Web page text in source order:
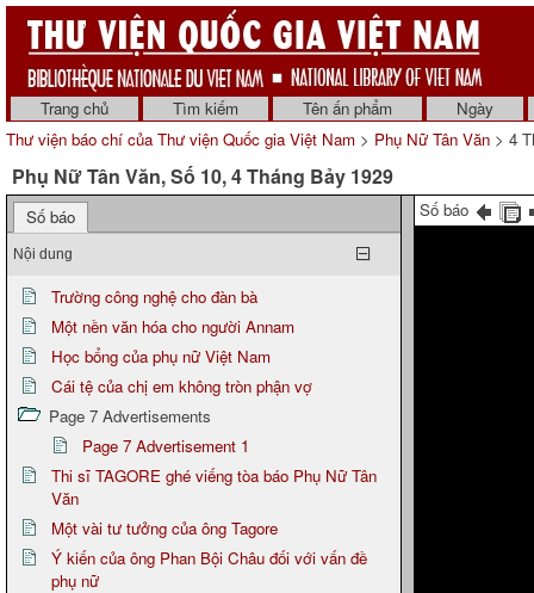
Trang chủ Tìm kiếm Tên ấn phẩm
Ngày
Thư viện báo chí của Thư viện Quốc gia Việt Nam > Phụ Nữ Tân Văn > 4
Phụ Nữ Tân Văn, Số 10, 4 Tháng Bảy 1929
Số báo
Nội dung
Trường công nghệ cho đàn bà
Một nền văn hóa cho người Annam
Học bổng của phụ nữ Việt Nam
Cái tệ của chị em không tròn phận vợ
Page 7 Advertisements
Page 7 Advertisement 1
Thi sĩ TAGORE ghé viếng tòa báo Phụ Nữ Tân
Văn
Một vài tư tưởng của ông Tagore
Ý kiến của ông Phan Bội Châu đối với vấn đề
phụ nữ
Số báo